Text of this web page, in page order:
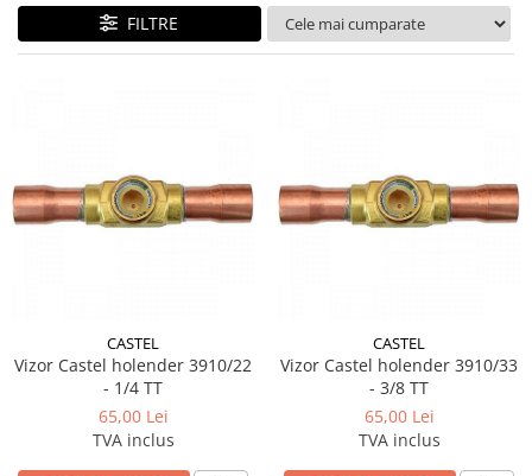
VENTILATOARE AXIALE
FILTRE
CASTEL
Vizor Castel holender 3910/22
- 1/4 TT
65,00 Lei
TVA inclus
CASTEL
Vizor Castel holender 3910/33
- 3/8 TT
65,00 Lei
TVA inclus